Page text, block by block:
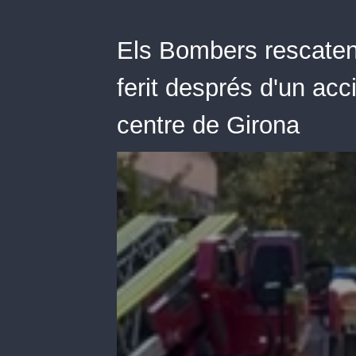
Els Bombers
ferit després d'un
centre de Girona